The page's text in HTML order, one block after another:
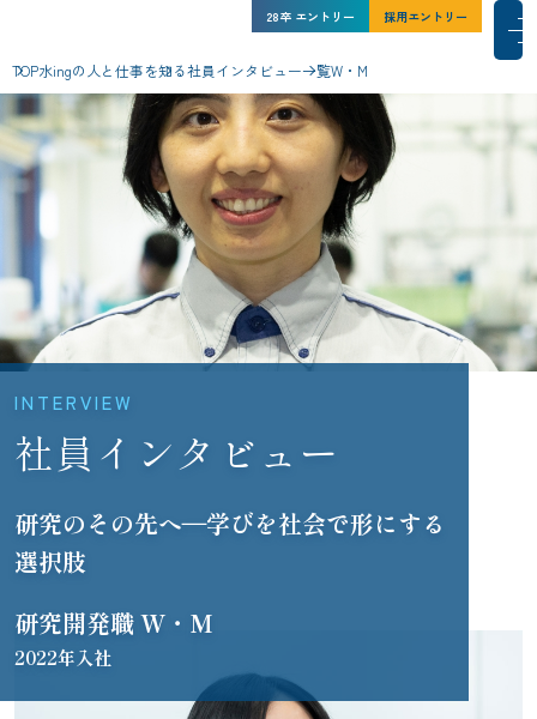
メインコンテンツにスキップ28卒 エントリー 採用エントリー
27卒 インターン シップ 採用エントリー
水ingを知る
人と仕事
水ingの環境
採用情報
NEWS一覧
サイトマップ
コーポレートサイト
このサイトについて
個人情報保護方針
TOP水ingの人と仕事を知る社員インタビュー一覧W・M